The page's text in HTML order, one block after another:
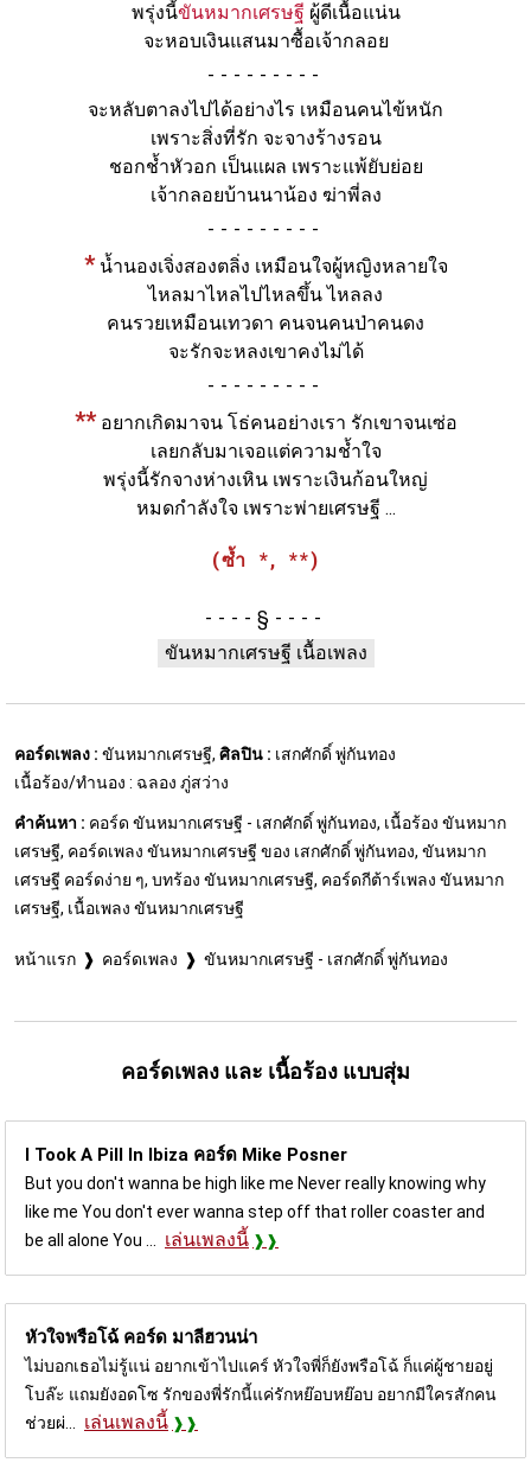
พรุ่งนี้ขันหมากเศรษฐี ผู้ดีเนื้อแน่น
จะหอบเงินแสนมาซื้อเจ้ากลอย
-
จะหลับตาลงไปได้อย่างไร เหมือนคนไข้หนัก
เพราะสิ่งที่รัก จะจางร้างรอน
ชอกช้ำหัวอก เป็นแผล เพราะแพ้ยับย่อย
เจ้ากลอยบ้านนาน้อง ฆ่าพี่ลง
-
*น้ำนองเจิ่งสองตลิ่ง เหมือนใจผู้หญิงหลายใจ
ไหลมาไหลไปไหลขึ้น ไหลลง
คนรวยเหมือนเทวดา คนจนคนป่าคนดง
จะรักจะหลงเขาคงไม่ได้
-
**อยากเกิดมาจน โธ่คนอย่างเรา รักเขาจนเซ่อ
เลยกลับมาเจอแต่ความช้ำใจ
พรุ่งนี้รักจางห่างเหิน เพราะเงินก้อนใหญ่
หมดกำลังใจ เพราะพ่ายเศรษฐี ...
(ซ้ำ *, **)
§
ขันหมากเศรษฐี เนื้อเพลง
คอร์ดเพลง : ขันหมากเศรษฐี, ศิลปิน : เสกศักดิ์ พู่กันทอง
เนื้อร้อง/ทำนอง : ฉลอง ภู่สว่าง
คำค้นหา : คอร์ด ขันหมากเศรษฐี - เสกศักดิ์ พู่กันทอง, เนื้อร้อง ขันหมาก
เศรษฐี, คอร์ดเพลง ขันหมากเศรษฐี ของ เสกศักดิ์ พู่กันทอง, ขันหมาก
เศรษฐี คอร์ดง่าย ๆ, บทร้อง ขันหมากเศรษฐี, คอร์ดกีต้าร์เพลง ขันหมาก
เศรษฐี, เนื้อเพลง ขันหมากเศรษฐี
หน้าแรก คอร์ดเพลง ขันหมากเศรษฐี - เสกศักดิ์ พู่กันทอง
คอร์ดเพลง และ เนื้อร้อง แบบสุ่ม
I Took A Pill In Ibiza คอร์ด Mike Posner
But you don't wanna be high like me Never really knowing why
like me You don't ever wanna step off that roller coaster and
be all alone You ...
เล่นเพลงนี้
หัวใจพรือโฉ้ คอร์ด มาลีฮวนน่า
ไม่บอกเธอไม่รู้แน่ อยากเข้าไปแคร์ หัวใจพี่ก็ยังพรือโฉ้ ก็แค่ผู้ชายอยู่
โบล๊ะ แถมยังอดโซ รักของพี่รักนี้แค่รักหย๊อบหย๊อบ อยากมีใครสักคน
ช่วยผ่...
เล่นเพลงนี้